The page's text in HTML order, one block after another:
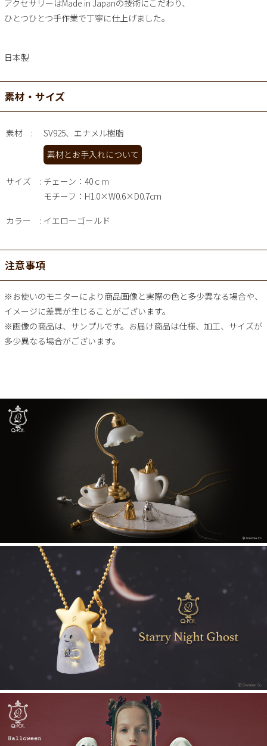
アクセサリーはMade in Japanの技術にこだわり、
ひとつひとつ手作業で丁寧に仕上げました。
日本製
素材・サイズ
素材
SV925、エナメル樹脂
素材とお手入れについて
サイズ
チェーン：40ｃｍ
モチーフ：H1.0×W0.6×D0.7cm
カラー イエローゴールド
注意事項
※お使いのモニターにより商品画像と実際の色と多少異なる場合や、
イメージに差異が生じることがございます。
※画像の商品は、サンプルです。お届け商品は仕様、加工、サイズが
多少異なる場合がございます。